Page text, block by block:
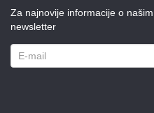
Za najnovije informacije o
newsletter